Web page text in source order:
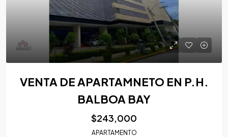
VENTA DE APARTAMNETO EN P.H.
BALBOA BAY
$243,000
APARTAMENTO